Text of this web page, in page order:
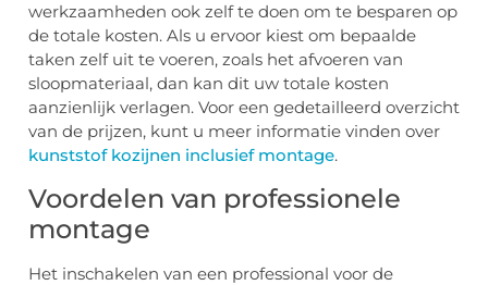
werkzaamheden ook zelf te doen om te besparen op
de totale kosten. Als u ervoor kiest om bepaalde
taken zelf uit te voeren, zoals het afvoeren van
sloopmateriaal, dan kan dit uw totale kosten
aanzienlijk verlagen. Voor een gedetailleerd overzicht
van de prijzen, kunt u meer informatie vinden over
kunststof kozijnen inclusief montage.
Voordelen van professionele
montage
Het inschakelen van een professional voor de